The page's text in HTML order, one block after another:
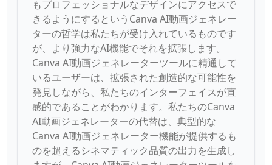
もプロフェッショナルなデザインにアクセスで
きるようにするというCanva AI動画ジェネレー
ターの哲学は私たちが受け入れているものです
が、より強力なAI機能でそれを拡張します。
Canva AI動画ジェネレーターツールに精通して
いるユーザーは、拡張された創造的な可能性を
発見しながら、私たちのインターフェイスが直
感的であることがわかります。私たちのCanva
AI動画ジェネレーターの代替は、典型的な
Canva AI動画ジェネレーター機能が提供するも
のを超えるシネマティック品質の出力を生成し